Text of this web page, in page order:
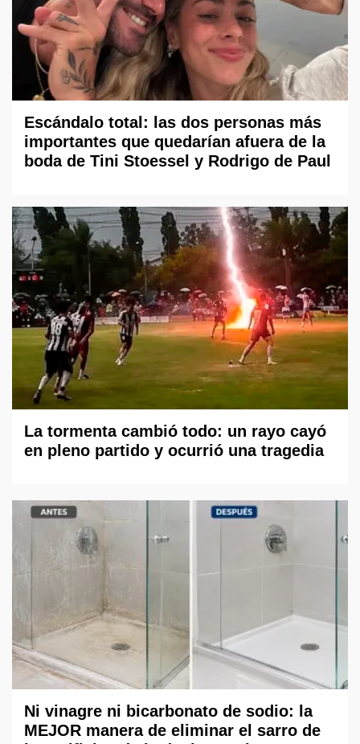
Escándalo total: las dos personas más
importantes que quedarían afuera de la
boda de Tini Stoessel y Rodrigo de Paul
La tormenta cambió todo: un rayo cayó
en pleno partido y ocurrió una tragedia
Ni vinagre ni bicarbonato de sodio: la
MEJOR manera de eliminar el sarro de